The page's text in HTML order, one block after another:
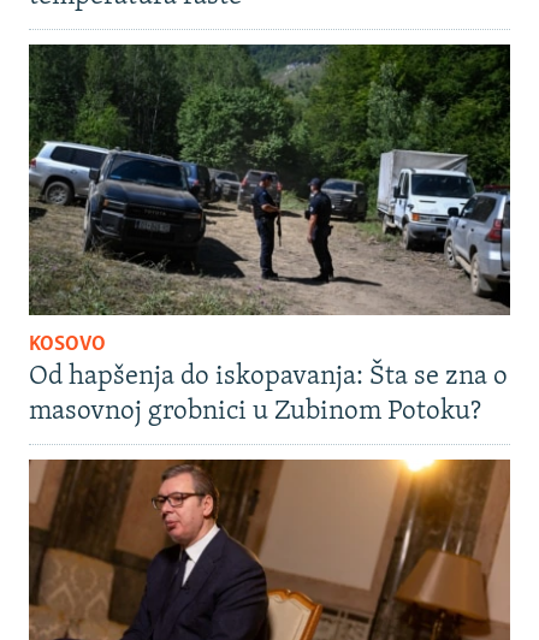
KOSOVO
Od hapšenja do iskopavanja: Šta se zna o
masovnoj grobnici u Zubinom Potoku?